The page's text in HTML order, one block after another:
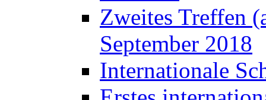
Zweites Treffen
September 2018
Internationale